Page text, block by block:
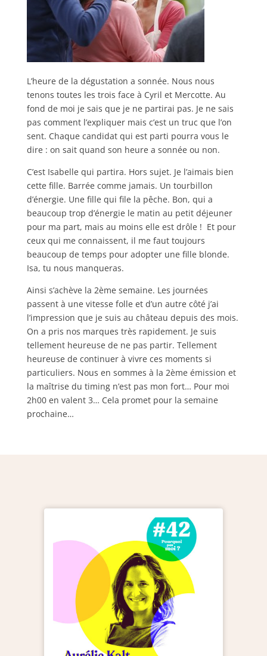
L’heure de la dégustation a sonnée. Nous nous
tenons toutes les trois face à Cyril et Mercotte. Au
fond de moi je sais que je ne partirai pas. Je ne sais
pas comment l’expliquer mais c’est un truc que l’on
sent. Chaque candidat qui est parti pourra vous le
dire : on sait quand son heure a sonnée ou non.
C’est Isabelle qui partira. Hors sujet. Je l’aimais bien
cette fille. Barrée comme jamais. Un tourbillon
d’énergie. Une fille qui file la pêche. Bon, qui a
beaucoup trop d’énergie le matin au petit déjeuner
pour ma part, mais au moins elle est drôle ! Et pour
ceux qui me connaissent, il me faut toujours
beaucoup de temps pour adopter une fille blonde.
Isa, tu nous manqueras.
Ainsi s’achève la 2ème semaine. Les journées
passent à une vitesse folle et d’un autre côté j’ai
l’impression que je suis au château depuis des mois.
On a pris nos marques très rapidement. Je suis
tellement heureuse de ne pas partir. Tellement
heureuse de continuer à vivre ces moments si
particuliers. Nous en sommes à la 2ème émission et
la maîtrise du timing n’est pas mon fort… Pour moi
2h00 en valent 3… Cela promet pour la semaine
prochaine…